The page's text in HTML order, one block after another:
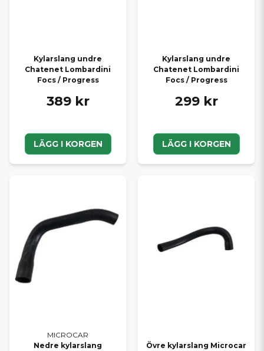
Kylarslang undre
Chatenet Lombardini
Focs / Progress
389 kr
LÄGG I KORGEN
Kylarslang undre
Chatenet Lombardini
Focs / Progress
299 kr
LÄGG I KORGEN
MICROCAR
Nedre kylarslang
Övre kylarslang Microcar